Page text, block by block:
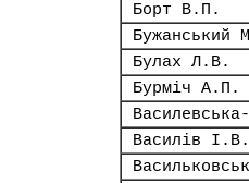
Борт В.П.
Бужанський
Булах Л.В.
Бурміч А.П.
Василів І.В.